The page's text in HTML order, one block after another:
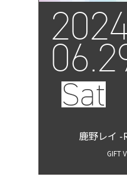
Sat
鹿野レイ -
GIFT